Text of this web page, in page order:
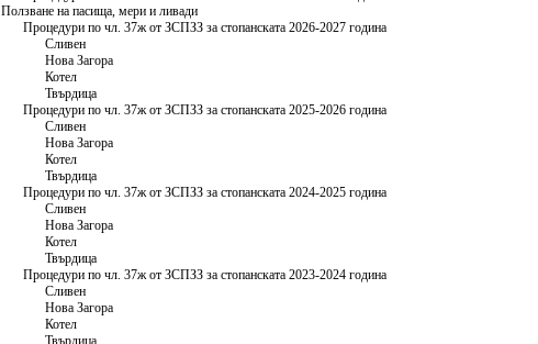
Ползване на пасища, мери и ливади
Процедури по чл. 37ж от ЗСПЗЗ за стопанската 2026-2027 година
Сливен
Нова Загора
Котел
Твърдица
Процедури по чл. 37ж от ЗСПЗЗ за стопанската 2025-2026 година
Сливен
Нова Загора
Котел
Твърдица
Процедури по чл. 37ж от ЗСПЗЗ за стопанската 2024-2025 година
Сливен
Нова Загора
Котел
Твърдица
Процедури по чл. 37ж от ЗСПЗЗ за стопанската 2023-2024 година
Сливен
Нова Загора
Котел
Твърдица